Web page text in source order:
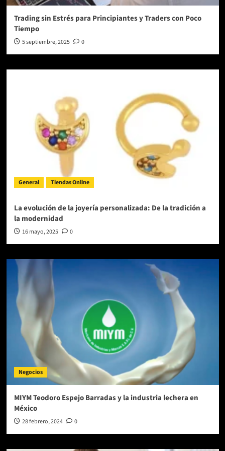
Trading sin Estrés para Principiantes y Traders con Poco
Tiempo
5 septiembre, 2025 0
General Tiendas Online
La evolución de la joyería personalizada: De la tradición a
la modernidad
16 mayo, 2025 0
Negocios
MIYM Teodoro Espejo Barradas y la industria lechera en
México
28 febrero, 2024 0